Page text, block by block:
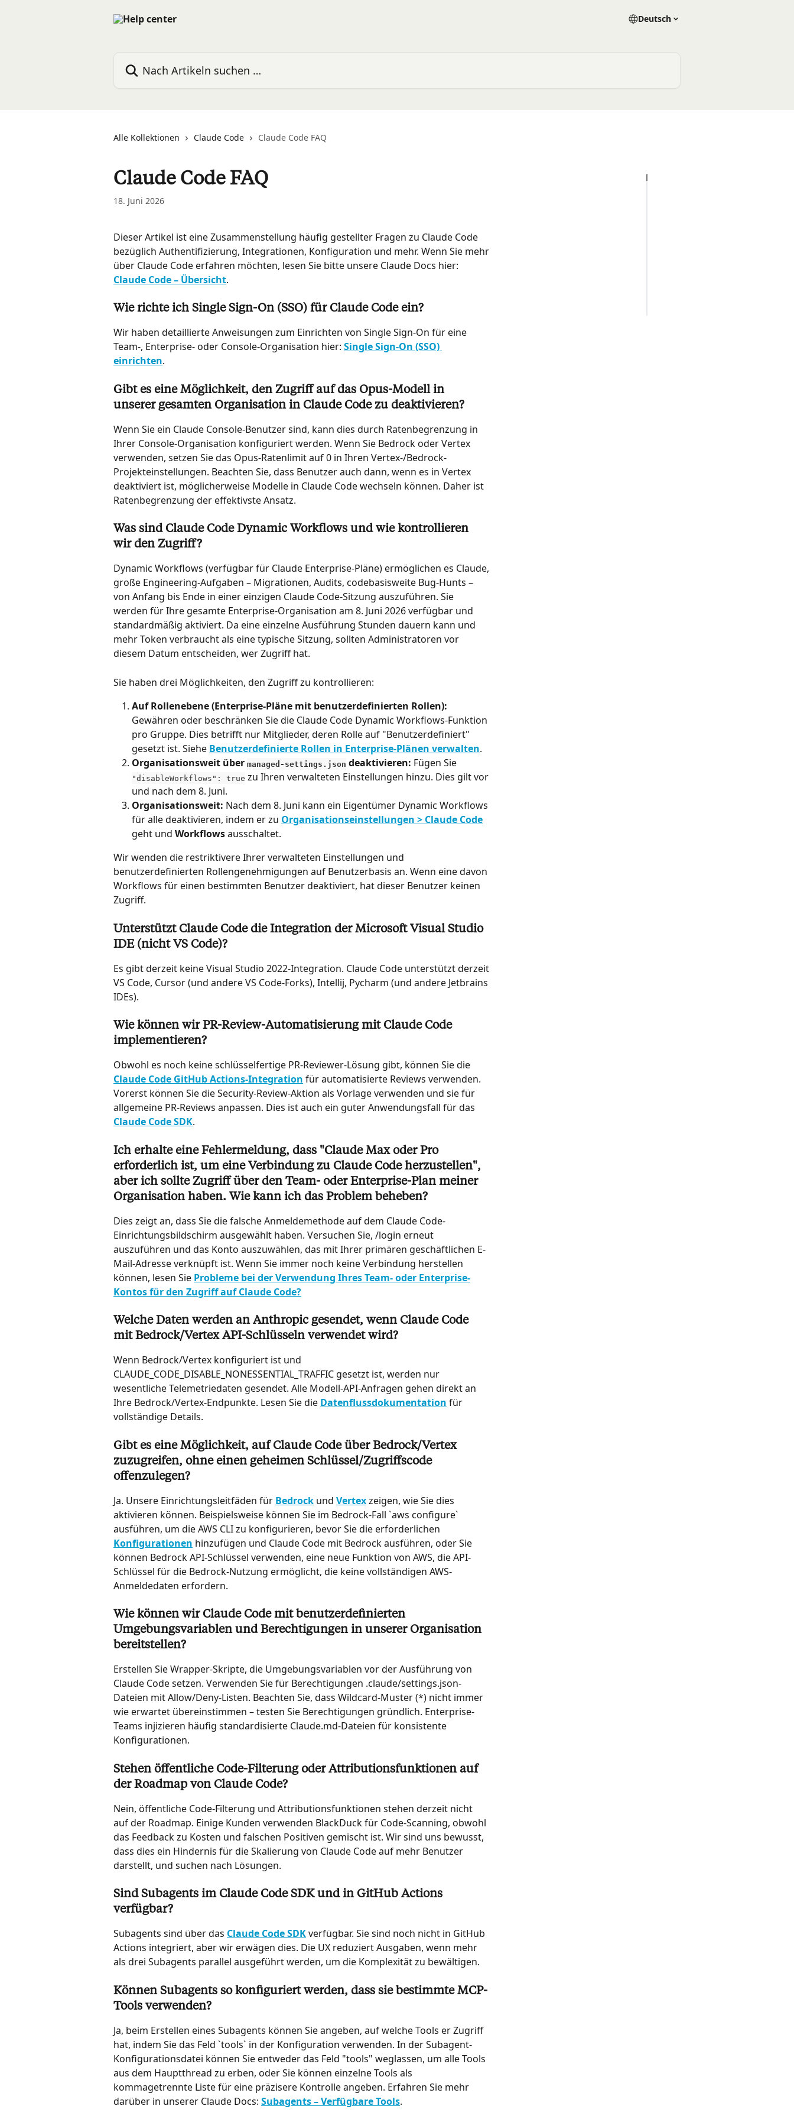
Deutsch
Alle Kollektionen Claude Code Claude Code FAQ
Claude Code FAQ
18. Juni 2026
Dieser Artikel ist eine Zusammenstellung häufig gestellter Fragen zu Claude Code
bezüglich Authentifizierung, Integrationen, Konfiguration und mehr. Wenn Sie mehr
über Claude Code erfahren möchten, lesen Sie bitte unsere Claude Docs hier:
Claude Code – Übersicht.
Wie richte ich Single Sign-On (SSO) für Claude Code ein?
Wir haben detaillierte Anweisungen zum Einrichten von Single Sign-On für eine
Team-, Enterprise- oder Console-Organisation hier: Single Sign-On (SSO)
einrichten.
Gibt es eine Möglichkeit, den Zugriff auf das Opus-Modell in
unserer gesamten Organisation in Claude Code zu deaktivieren?
Wenn Sie ein Claude Console-Benutzer sind, kann dies durch Ratenbegrenzung in
Ihrer Console-Organisation konfiguriert werden. Wenn Sie Bedrock oder Vertex
verwenden, setzen Sie das Opus-Ratenlimit auf 0 in Ihren Vertex-/Bedrock-
Projekteinstellungen. Beachten Sie, dass Benutzer auch dann, wenn es in Vertex
deaktiviert ist, möglicherweise Modelle in Claude Code wechseln können. Daher ist
Ratenbegrenzung der effektivste Ansatz.
Was sind Claude Code Dynamic Workflows und wie kontrollieren
wir den Zugriff?
Dynamic Workflows (verfügbar für Claude Enterprise-Pläne) ermöglichen es Claude,
große Engineering-Aufgaben – Migrationen, Audits, codebasisweite Bug-Hunts –
von Anfang bis Ende in einer einzigen Claude Code-Sitzung auszuführen. Sie
werden für Ihre gesamte Enterprise-Organisation am 8. Juni 2026 verfügbar und
standardmäßig aktiviert. Da eine einzelne Ausführung Stunden dauern kann und
mehr Token verbraucht als eine typische Sitzung, sollten Administratoren vor
diesem Datum entscheiden, wer Zugriff hat.
Sie haben drei Möglichkeiten, den Zugriff zu kontrollieren:
Auf Rollenebene (Enterprise-Pläne mit benutzerdefinierten Rollen):
Gewähren oder beschränken Sie die Claude Code Dynamic Workflows-Funktion
pro Gruppe. Dies betrifft nur Mitglieder, deren Rolle auf "Benutzerdefiniert"
gesetzt ist. Siehe Benutzerdefinierte Rollen in Enterprise-Plänen verwalten.
Organisationsweit über managed-settings.json deaktivieren: Fügen Sie
"disableWorkflows": true zu Ihren verwalteten Einstellungen hinzu. Dies gilt vor
und nach dem 8. Juni.
Organisationsweit: Nach dem 8. Juni kann ein Eigentümer Dynamic Workflows
für alle deaktivieren, indem er zu Organisationseinstellungen > Claude Code
geht und Workflows ausschaltet.
Wir wenden die restriktivere Ihrer verwalteten Einstellungen und
benutzerdefinierten Rollengenehmigungen auf Benutzerbasis an. Wenn eine davon
Workflows für einen bestimmten Benutzer deaktiviert, hat dieser Benutzer keinen
Zugriff.
Unterstützt Claude Code die Integration der Microsoft Visual Studio
IDE (nicht VS Code)?
Es gibt derzeit keine Visual Studio 2022-Integration. Claude Code unterstützt derzeit
VS Code, Cursor (und andere VS Code-Forks), Intellij, Pycharm (und andere Jetbrains
IDEs).
Wie können wir PR-Review-Automatisierung mit Claude Code
implementieren?
Obwohl es noch keine schlüsselfertige PR-Reviewer-Lösung gibt, können Sie die
Claude Code GitHub Actions-Integration für automatisierte Reviews verwenden.
Vorerst können Sie die Security-Review-Aktion als Vorlage verwenden und sie für
allgemeine PR-Reviews anpassen. Dies ist auch ein guter Anwendungsfall für das
Claude Code SDK.
Ich erhalte eine Fehlermeldung, dass "Claude Max oder Pro
erforderlich ist, um eine Verbindung zu Claude Code herzustellen",
aber ich sollte Zugriff über den Team- oder Enterprise-Plan meiner
Organisation haben. Wie kann ich das Problem beheben?
Dies zeigt an, dass Sie die falsche Anmeldemethode auf dem Claude Code-
Einrichtungsbildschirm ausgewählt haben. Versuchen Sie, /login erneut
auszuführen und das Konto auszuwählen, das mit Ihrer primären geschäftlichen E-
Mail-Adresse verknüpft ist. Wenn Sie immer noch keine Verbindung herstellen
können, lesen Sie Probleme bei der Verwendung Ihres Team- oder Enterprise-
Kontos für den Zugriff auf Claude Code?
Welche Daten werden an Anthropic gesendet, wenn Claude Code
mit Bedrock/Vertex API-Schlüsseln verwendet wird?
Wenn Bedrock/Vertex konfiguriert ist und
CLAUDE_CODE_DISABLE_NONESSENTIAL_TRAFFIC gesetzt ist, werden nur
wesentliche Telemetriedaten gesendet. Alle Modell-API-Anfragen gehen direkt an
Ihre Bedrock/Vertex-Endpunkte. Lesen Sie die Datenflussdokumentation für
vollständige Details.
Gibt es eine Möglichkeit, auf Claude Code über Bedrock/Vertex
zuzugreifen, ohne einen geheimen Schlüssel/Zugriffscode
offenzulegen?
Ja. Unsere Einrichtungsleitfäden für Bedrock und Vertex zeigen, wie Sie dies
aktivieren können. Beispielsweise können Sie im Bedrock-Fall `aws configure`
ausführen, um die AWS CLI zu konfigurieren, bevor Sie die erforderlichen
Konfigurationen hinzufügen und Claude Code mit Bedrock ausführen, oder Sie
können Bedrock API-Schlüssel verwenden, eine neue Funktion von AWS, die API-
Schlüssel für die Bedrock-Nutzung ermöglicht, die keine vollständigen AWS-
Anmeldedaten erfordern.
Wie können wir Claude Code mit benutzerdefinierten
Umgebungsvariablen und Berechtigungen in unserer Organisation
bereitstellen?
Erstellen Sie Wrapper-Skripte, die Umgebungsvariablen vor der Ausführung von
Claude Code setzen. Verwenden Sie für Berechtigungen .claude/settings.json-
Dateien mit Allow/Deny-Listen. Beachten Sie, dass Wildcard-Muster (*) nicht immer
wie erwartet übereinstimmen – testen Sie Berechtigungen gründlich. Enterprise-
Teams injizieren häufig standardisierte Claude.md-Dateien für konsistente
Konfigurationen.
Stehen öffentliche Code-Filterung oder Attributionsfunktionen auf
der Roadmap von Claude Code?
Nein, öffentliche Code-Filterung und Attributionsfunktionen stehen derzeit nicht
auf der Roadmap. Einige Kunden verwenden BlackDuck für Code-Scanning, obwohl
das Feedback zu Kosten und falschen Positiven gemischt ist. Wir sind uns bewusst,
dass dies ein Hindernis für die Skalierung von Claude Code auf mehr Benutzer
darstellt, und suchen nach Lösungen.
Sind Subagents im Claude Code SDK und in GitHub Actions
verfügbar?
Subagents sind über das Claude Code SDK verfügbar. Sie sind noch nicht in GitHub
Actions integriert, aber wir erwägen dies. Die UX reduziert Ausgaben, wenn mehr
als drei Subagents parallel ausgeführt werden, um die Komplexität zu bewältigen.
Können Subagents so konfiguriert werden, dass sie bestimmte MCP-
Tools verwenden?
Ja, beim Erstellen eines Subagents können Sie angeben, auf welche Tools er Zugriff
hat, indem Sie das Feld `tools` in der Konfiguration verwenden. In der Subagent-
Konfigurationsdatei können Sie entweder das Feld "tools" weglassen, um alle Tools
aus dem Hauptthread zu erben, oder Sie können einzelne Tools als
kommagetrennte Liste für eine präzisere Kontrolle angeben. Erfahren Sie mehr
darüber in unserer Claude Docs: Subagents – Verfügbare Tools.